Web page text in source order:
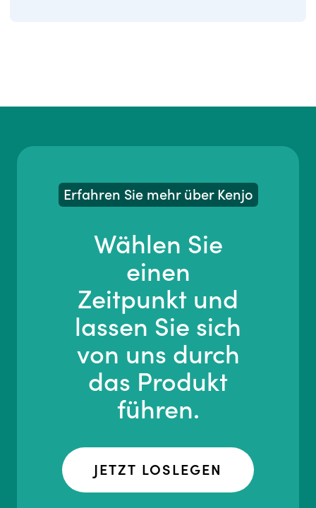
Erfahren Sie mehr über Kenjo
Wählen Sie
einen
Zeitpunkt und
lassen Sie sich
von uns durch
das Produkt
führen.
JETZT LOSLEGEN